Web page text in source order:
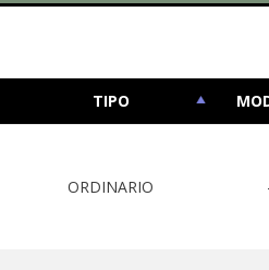
TIPO
ORDINARIO